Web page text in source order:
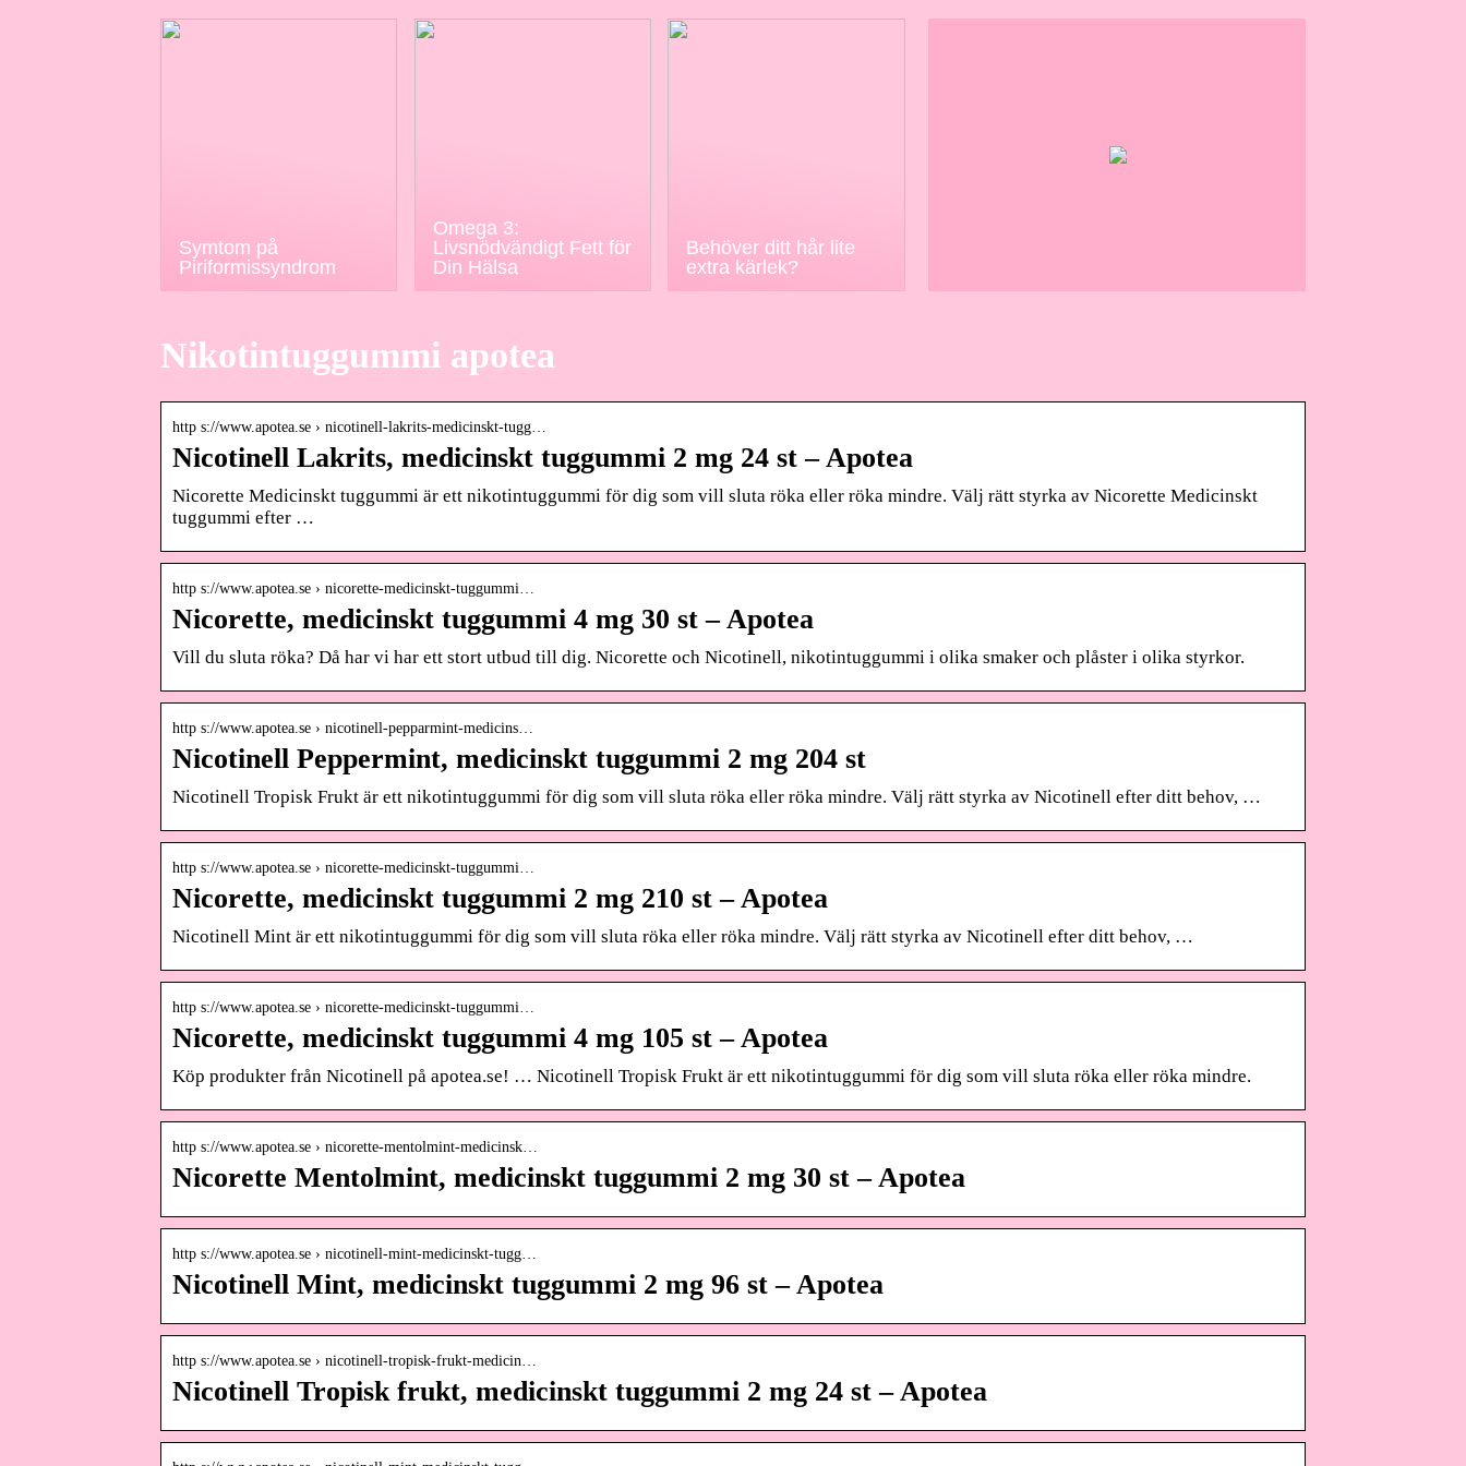
Symtom på
Piriformissyndrom
Omega 3:
Livsnödvändigt Fett för
Din Hälsa
Behöver ditt hår lite
extra kärlek?
Nikotintuggummi apotea
http s://www.apotea.se › nicotinell-lakrits-medicinskt-tugg…
Nicotinell Lakrits, medicinskt tuggummi 2 mg 24 st – Apotea
Nicorette Medicinskt tuggummi är ett nikotintuggummi för dig som vill sluta röka eller röka mindre. Välj rätt styrka av Nicorette Medicinskt
tuggummi efter …
http s://www.apotea.se › nicorette-medicinskt-tuggummi…
Nicorette, medicinskt tuggummi 4 mg 30 st – Apotea
Vill du sluta röka? Då har vi har ett stort utbud till dig. Nicorette och Nicotinell, nikotintuggummi i olika smaker och plåster i olika styrkor.
http s://www.apotea.se › nicotinell-pepparmint-medicins…
Nicotinell Peppermint, medicinskt tuggummi 2 mg 204 st
Nicotinell Tropisk Frukt är ett nikotintuggummi för dig som vill sluta röka eller röka mindre. Välj rätt styrka av Nicotinell efter ditt behov, …
http s://www.apotea.se › nicorette-medicinskt-tuggummi…
Nicorette, medicinskt tuggummi 2 mg 210 st – Apotea
Nicotinell Mint är ett nikotintuggummi för dig som vill sluta röka eller röka mindre. Välj rätt styrka av Nicotinell efter ditt behov, …
http s://www.apotea.se › nicorette-medicinskt-tuggummi…
Nicorette, medicinskt tuggummi 4 mg 105 st – Apotea
Köp produkter från Nicotinell på apotea.se! … Nicotinell Tropisk Frukt är ett nikotintuggummi för dig som vill sluta röka eller röka mindre.
http s://www.apotea.se › nicorette-mentolmint-medicinsk…
Nicorette Mentolmint, medicinskt tuggummi 2 mg 30 st – Apotea
http s://www.apotea.se › nicotinell-mint-medicinskt-tugg…
Nicotinell Mint, medicinskt tuggummi 2 mg 96 st – Apotea
http s://www.apotea.se › nicotinell-tropisk-frukt-medicin…
Nicotinell Tropisk frukt, medicinskt tuggummi 2 mg 24 st – Apotea